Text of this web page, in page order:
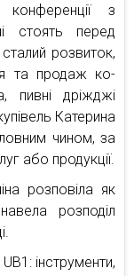
конференції з
стоять перед
розвиток,
та продаж ко-
пивні дріжджі
Катерина
чином, за
або продукції.
розповіла як
розподіл
інструменти,